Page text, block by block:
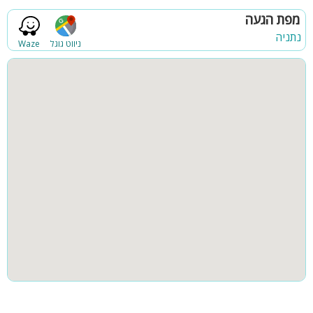
Waze ניווט גוגל
מפת הגעה
נתניה